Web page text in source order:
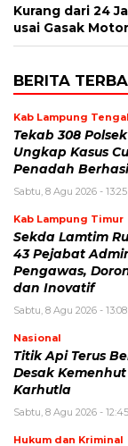
Kurang dari 24
usai Gasak
BERITA
Kab Lampung
Tekab 308
Ungkap Kasus
Penadah
Sabtu, 8 Agu 2026 -
Kab Lampung Timur
Sekda Lamtim
43 Pejabat
Pengawas,
dan Inovatif
Sabtu, 8 Agu 2026 -
Nasional
Titik Api Terus
Desak
Karhutla
Sabtu, 8 Agu 2026 -
Hukum dan Kriminal